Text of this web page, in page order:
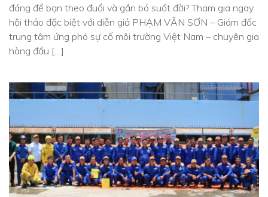
đáng để bạn theo đuổi và gắn bó suốt đời? Tham gia ngay
hội thảo đặc biệt với diễn giả PHẠM VĂN SƠN – Giám đốc
trung tâm ứng phó sự cố môi trường Việt Nam – chuyên gia
hàng đầu […]